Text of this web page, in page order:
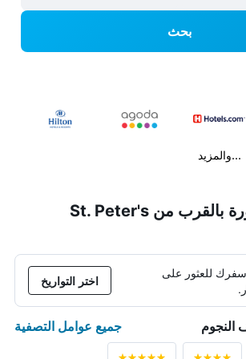
بحث
...والمزيد
الفنادق المشهورة بالقرب من St. Peter's
للعثور على
اختر التواريخ
جميع عوامل التصفية